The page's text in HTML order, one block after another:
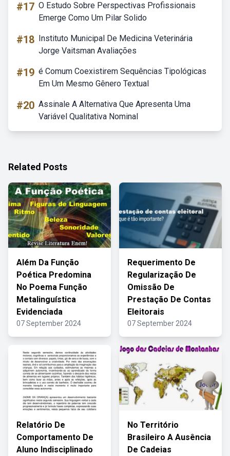
#17 O Estudo Sobre Perspectivas Profissionais
Emerge Como Um Pilar Solido
#18 Instituto Municipal De Medicina Veterinária
Jorge Vaitsman Avaliações
#19 é Comum Coexistirem Sequências Tipológicas
Em Um Mesmo Gênero Textual
#20 Assinale A Alternativa Que Apresenta Uma
Variável Qualitativa Nominal
Related Posts
Além Da Função
Poética Predomina
No Poema Função
Metalinguística
Evidenciada
07 September 2024
Requerimento De
Regularização De
Omissão De
Prestação De Contas
Eleitorais
07 September 2024
Relatório De
Comportamento De
Aluno Indisciplinado
No Território
Brasileiro A Ausência
De Cadeias